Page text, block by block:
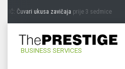
Čuvari ukusa zavičajaprije 3 sedmice
BUSINESS SERVICES